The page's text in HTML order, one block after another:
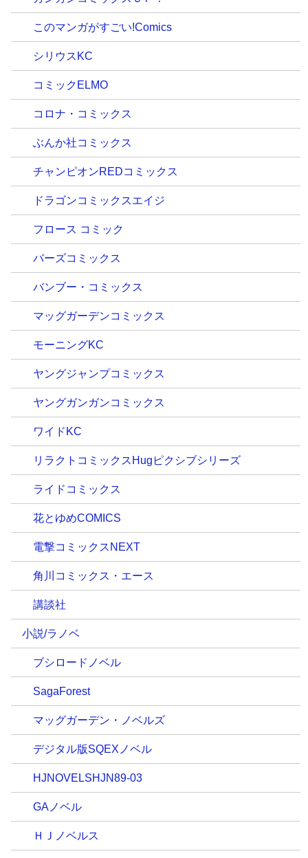
このマンガがすごい!Comics
シリウスKC
コミックELMO
コロナ・コミックス
ぶんか社コミックス
チャンピオンREDコミックス
ドラゴンコミックスエイジ
フロース コミック
バーズコミックス
バンブー・コミックス
マッグガーデンコミックス
モーニングKC
ヤングジャンプコミックス
ヤングガンガンコミックス
ワイドKC
リラクトコミックスHugピクシブシリーズ
ライドコミックス
花とゆめCOMICS
電撃コミックスNEXT
角川コミックス・エース
講談社
小説/ラノベ
ブシロードノベル
SagaForest
マッグガーデン・ノベルズ
デジタル版SQEXノベル
HJNOVELSHJN89-03
GAノベル
ＨＪノベルス